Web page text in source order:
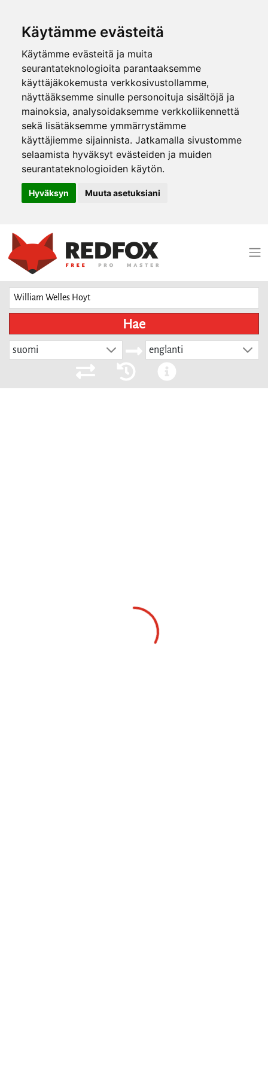
Käytämme evästeitä
Käytämme evästeitä ja muita
seurantateknologioita parantaaksemme
käyttäjäkokemusta verkkosivustollamme,
näyttääksemme sinulle personoituja sisältöjä ja
mainoksia, analysoidaksemme verkkoliikennettä
sekä lisätäksemme ymmärrystämme
käyttäjiemme sijainnista. Jatkamalla sivustomme
selaamista hyväksyt evästeiden ja muiden
seurantateknologioiden käytön.
Hyväksyn Muuta asetuksiani
Hae
suomi englanti